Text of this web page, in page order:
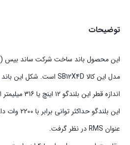
توضیحات
این محصول باند ساخت شرکت ساند بیس (Sound bass) میباشد.
مدل این کالا SB12X4D است. شکل این باند دایره ای میباشد.
اندازه قطر این بلندگو ۱۲ اینچ یا 316 میلیمتر است.
عنوان RMS در نظر گرفت.